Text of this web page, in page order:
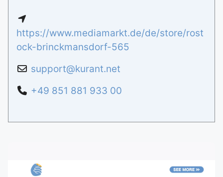
https://www.mediamarkt.de/de/store/rost
ock-brinckmansdorf-565
support@kurant.net
+49 851 881 933 00